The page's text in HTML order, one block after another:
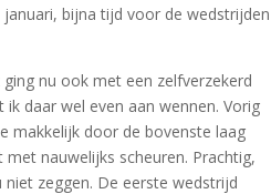
bijna tijd voor de wedstrijden
nu ook met een zelfverzekerd
daar wel even aan wennen. Vorig
makkelijk door de bovenste laag
nauwelijks scheuren. Prachtig,
zeggen. De eerste wedstrijd